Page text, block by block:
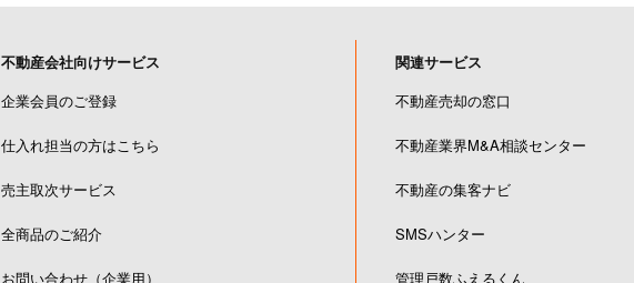
不動産会社向けサービス
企業会員のご登録
仕入れ担当の方はこちら
売主取次サービス
全商品のご紹介
お問い合わせ（企業用）
関連サービス
不動産売却の窓口
不動産業界M&A相談センター
不動産の集客ナビ
SMSハンター
管理戸数ふえるくん